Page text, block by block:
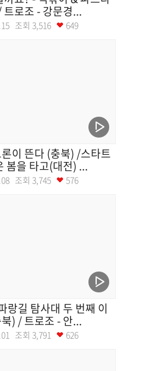
트로조 - 강문경...
조회 3,516 649
이 뜬다 (충북) /스타트
봄을 타고(대전) ...
조회 3,745 576
랑길 탐사대 두 번째 이
) / 트로조 - 안...
조회 3,791 626